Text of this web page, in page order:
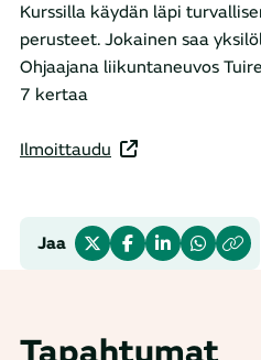
Kurssilla käydän läpi
perusteet. Jokainen saa
Ohjaajana liikuntaneuvos
7 kertaa
Ilmoittaudu
Jaa